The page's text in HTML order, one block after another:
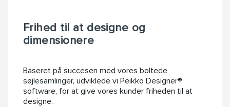
Frihed til at designe og
dimensionere
Baseret på succesen med vores boltede
søjlesamlinger, udviklede vi Peikko Designer®
software, for at give vores kunder friheden til at
designe.